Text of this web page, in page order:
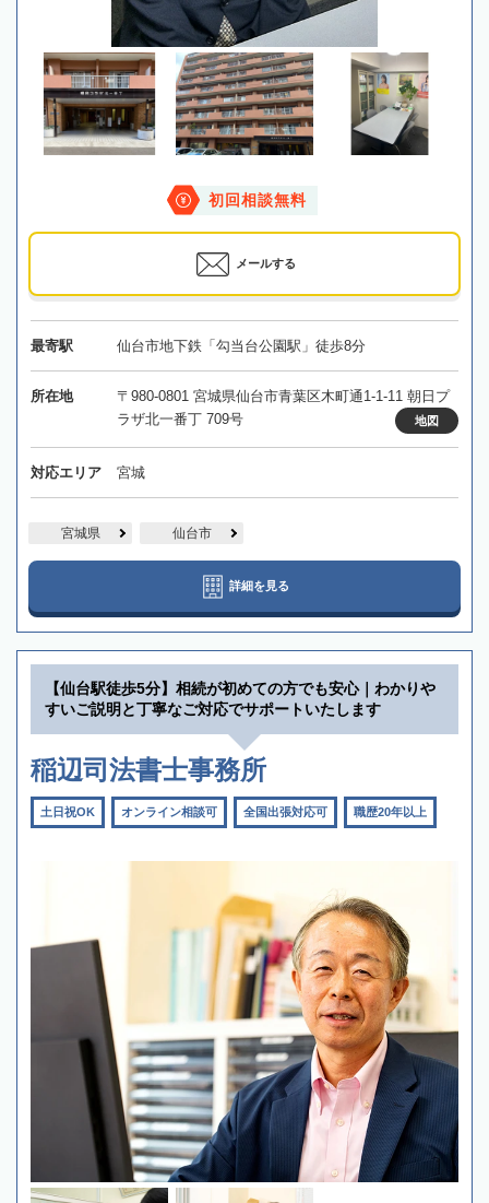
初回相談無料
メールする
最寄駅 仙台市地下鉄「勾当台公園駅」徒歩8分
所在地
〒980-0801 宮城県仙台市青葉区木町通1-1-11 朝日プ
ラザ北一番丁 709号
地図
対応エリア 宮城
宮城県 仙台市
詳細を見る
【仙台駅徒歩5分】相続が初めての方でも安心｜わかりや
すいご説明と丁寧なご対応でサポートいたします
稲辺司法書士事務所
土日祝OK オンライン相談可 全国出張対応可 職歴20年以上